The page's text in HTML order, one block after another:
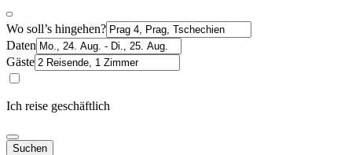
Wo soll’s hingehen?
Daten
Gäste
Ich reise geschäftlich
Suchen